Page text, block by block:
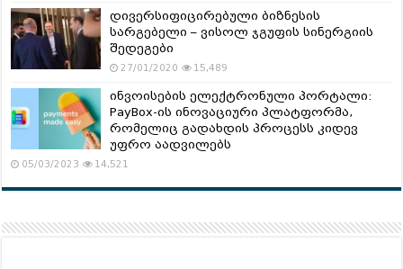
დივერსიფიცირებული ბიზნესის
სარგებელი – ვისოლ ჯგუფის სინერგიის
შედეგები
27/01/2020 15,489
ინვოისების ელექტრონული პორტალი:
PayBox-ის ინოვაციური პლატფორმა,
რომელიც გადახდის პროცესს კიდევ
უფრო აადვილებს
05/03/2023 14,521